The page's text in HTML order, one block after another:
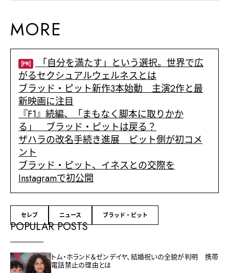
MORE
[PR]
「自分を満たす」という選択。世界で広
がるセクシュアルウェルネスとは
ブラッド・ピット新作3本始動 主演2作と最
新映画に注目
『F1』続編、「まもなく脚本に取りかか
る」 ブラッド・ピットは戻る？
ザハラの改名手続き進展 ピット側が初コメ
ント
ブラッド・ピット、イネスとの交際を
Instagramで初公開
セレブ ニュース ブラッド・ピット
POPULAR POSTS
トム・ホランド＆ゼンデイヤ、結婚祝いの全貌が判明 携帯
電話禁止の理由とは